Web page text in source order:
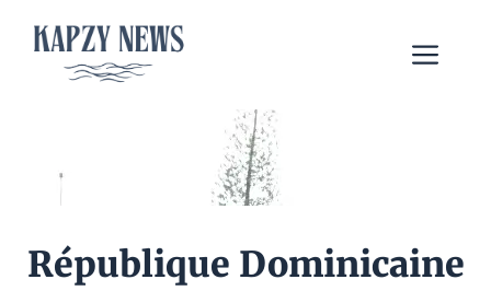
contenu
République Dominicaine